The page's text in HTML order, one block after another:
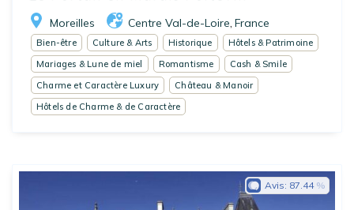
Moreilles Centre Val-de-Loire France
Bien-être Culture & Arts Historique
Hôtels & Patrimoine
Mariages & Lune de miel
Romantisme
Cash & Smile
Charme et Caractère Luxury
Château & Manoir
Hôtels de Charme & de Caractère
Avis: 87.44